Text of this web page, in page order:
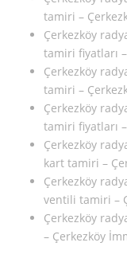
tamiri –
Çerkezköy
tamiri fiyatları
Çerkezköy
tamiri –
Çerkezköy
tamiri fiyatları
Çerkezköy
kart tamiri –
Çerkezköy
ventili tamiri –
Çerkezköy
– Çerkezköy